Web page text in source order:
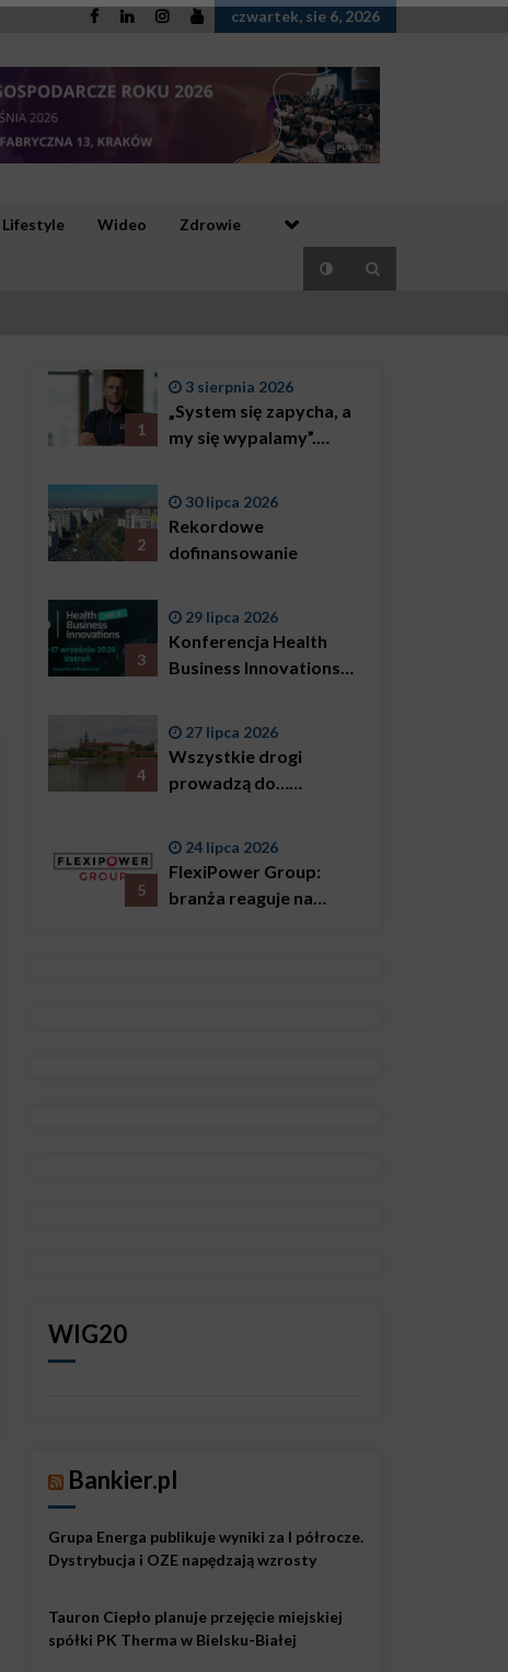
czwartek, sie 6, 2026
Lifestyle Wideo Zdrowie
1
3 sierpnia 2026
„System się zapycha, a
my się wypalamy”.
Bączkowski, mówi
wprost: problemem są
2
30 lipca 2026
Rekordowe
dofinansowanie
3
29 lipca 2026
Konferencja Health
Business Innovations
4
27 lipca 2026
Wszystkie drogi
prowadzą do…
5
24 lipca 2026
FlexiPower Group:
branża reaguje na
WIG20
Bankier.pl
Grupa Energa publikuje wyniki za I półrocze.
Dystrybucja i OZE napędzają wzrosty
Tauron Ciepło planuje przejęcie miejskiej
spółki PK Therma w Bielsku-Białej